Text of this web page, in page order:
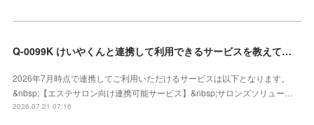
Q-0099K けいやくんと連携して利用できるサービスを教えてください
2026年7月時点で連携してご利用いただけるサービスは以下となります。
&nbsp;【エステサロン向け連携可能サービス】&nbsp;サロンズソリュー…
2026.07.21 07:16